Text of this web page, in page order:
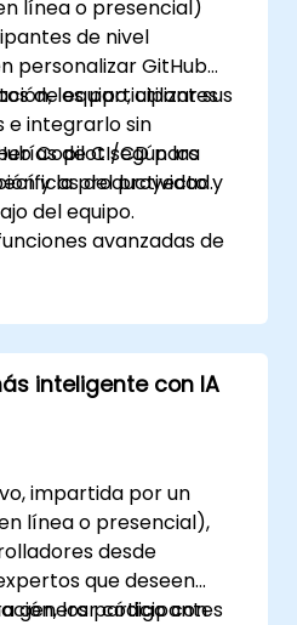
línea o presencial)
de nivel
personalizar GitHub
de equipo, utilizar sus
e integrarlo sin
de CI/CD para
y la productividad.
los participantes
Copilot según las
del proyecto y
del equipo.
avanzadas de
en las tuberías de
colaborativos.
del equipo
problemas
de manera efectiva.
inteligente con IA
impartida por un
línea o presencial),
desde
que deseen
generar código con
los participantes